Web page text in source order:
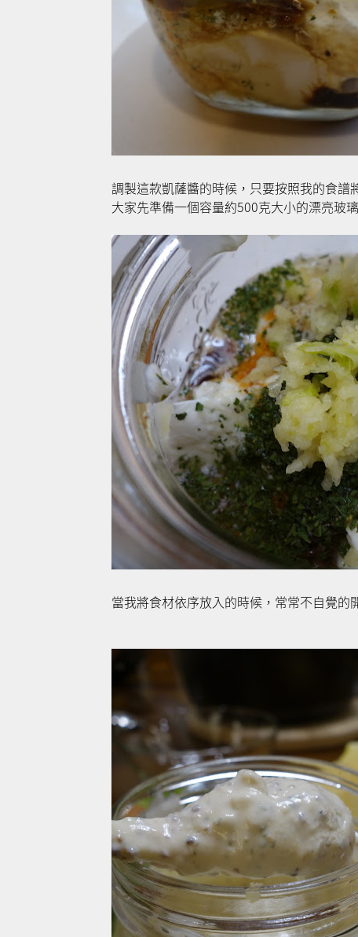
調製這款凱薩醬的時候，只要按照我的食
大家先準備一個容量約500克大小的漂亮玻
當我將食材依序放入的時候，常常不自覺的